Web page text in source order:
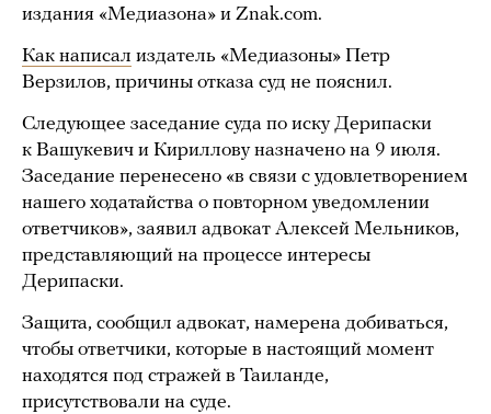
издания «Медиазона» и Znak.com.
Как написал издатель «Медиазоны» Петр
Верзилов, причины отказа суд не пояснил.
Следующее заседание суда по иску Дерипаски
к Вашукевич и Кириллову назначено на 9 июля.
Заседание перенесено «в связи с удовлетворением
нашего ходатайства о повторном уведомлении
ответчиков», заявил адвокат Алексей Мельников,
представляющий на процессе интересы
Дерипаски.
Защита, сообщил адвокат, намерена добиваться,
чтобы ответчики, которые в настоящий момент
находятся под стражей в Таиланде,
присутствовали на суде.